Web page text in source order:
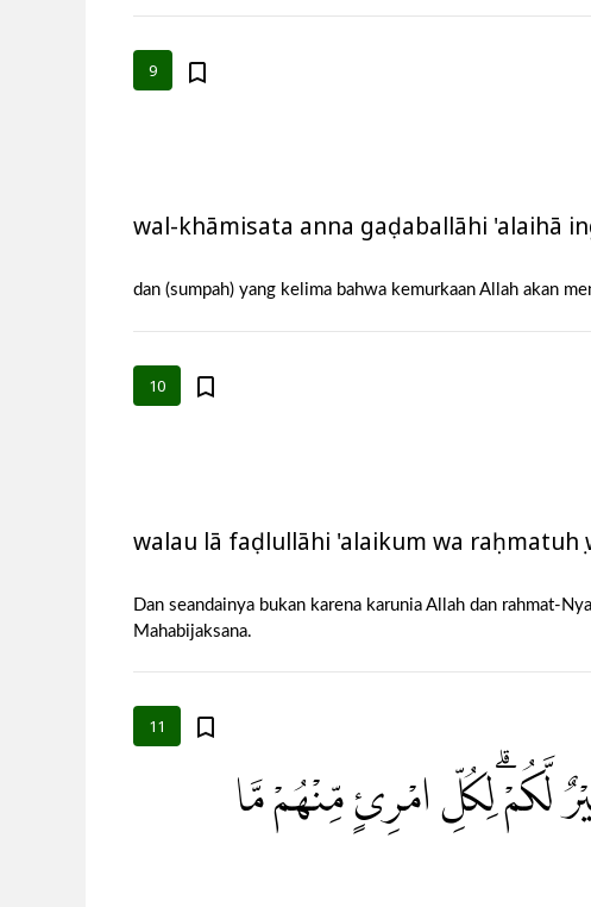
9
wal-khāmisata anna gaḍaballāhi 'alaihā
dan (sumpah) yang kelima bahwa kemurkaan Allah akan
10
walau lā faḍlullāhi 'alaikum wa
Dan seandainya bukan karena karunia Allah dan rahmat-
Mahabijaksana.
11
لَّكُمْۗ لِكُلِّ امْرِئٍ مِّنْهُمْ مَّا